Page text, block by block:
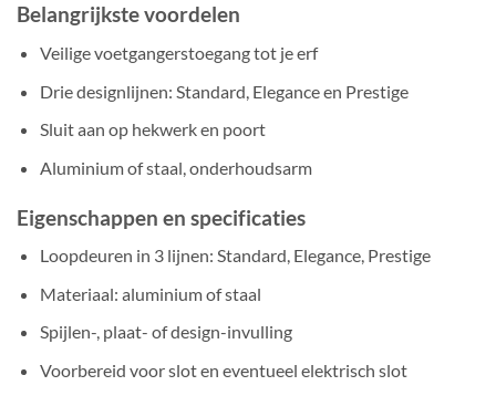
Belangrijkste voordelen
Veilige voetgangerstoegang tot je erf
Drie designlijnen: Standard, Elegance en Prestige
Sluit aan op hekwerk en poort
Aluminium of staal, onderhoudsarm
Eigenschappen en specificaties
Loopdeuren in 3 lijnen: Standard, Elegance, Prestige
Materiaal: aluminium of staal
Spijlen-, plaat- of design-invulling
Voorbereid voor slot en eventueel elektrisch slot